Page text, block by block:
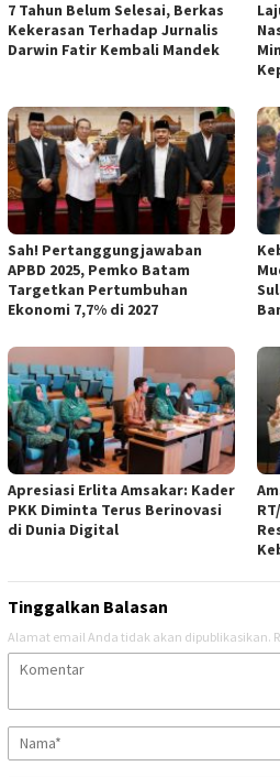
7 Tahun Belum Selesai, Berkas
Kekerasan Terhadap Jurnalis
Darwin Fatir Kembali Mandek
Sah! Pertanggungjawaban
APBD 2025, Pemko Batam
Targetkan Pertumbuhan
Ekonomi 7,7% di 2027
Apresiasi Erlita Amsakar: Kader
PKK Diminta Terus Berinovasi
di Dunia Digital
Tinggalkan Balasan
Alamat email Anda tidak akan dipublikasikan.